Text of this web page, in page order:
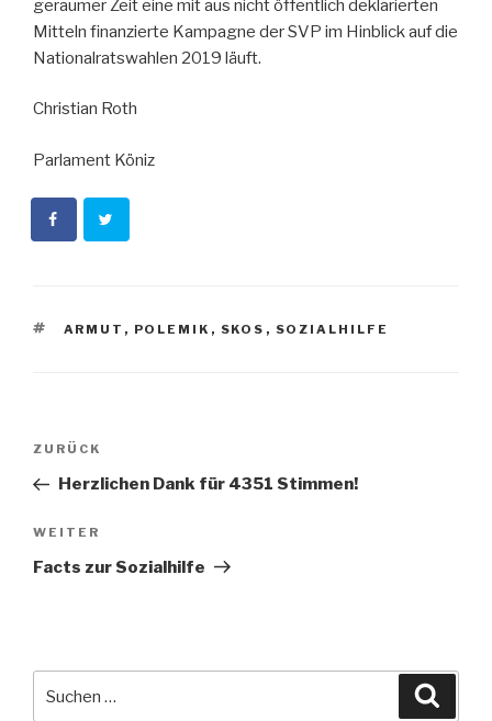
geraumer Zeit eine mit aus nicht öffentlich deklarierten
Mitteln finanzierte Kampagne der SVP im Hinblick auf die
Nationalratswahlen 2019 läuft.
Christian Roth
Parlament Köniz
SCHLAGWÖRTER
ARMUT , POLEMIK , SKOS , SOZIALHILFE
Beitragsnavigation
Vorheriger
Beitrag
ZURÜCK
Herzlichen Dank für 4351 Stimmen!
Nächster
Beitrag
WEITER
Facts zur Sozialhilfe
nach: